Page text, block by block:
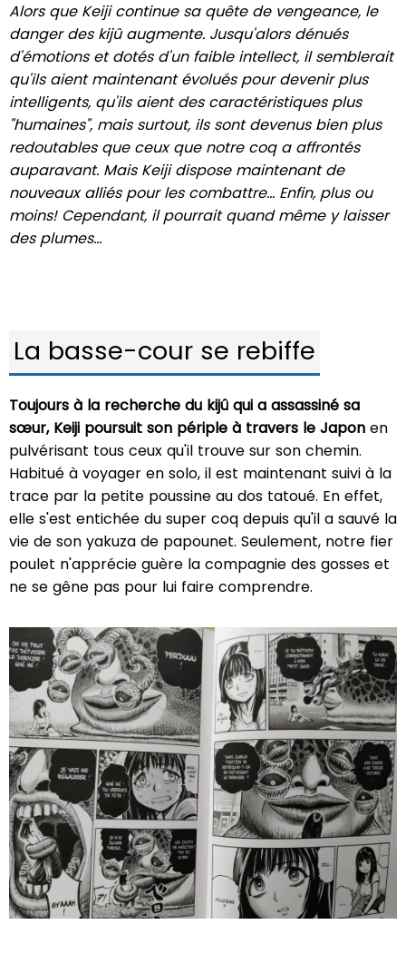
Alors que Keiji continue sa quête de vengeance, le
danger des kijû augmente. Jusqu'alors dénués
d'émotions et dotés d'un faible intellect, il semblerait
qu'ils aient maintenant évolués pour devenir plus
intelligents, qu'ils aient des caractéristiques plus
"humaines", mais surtout, ils sont devenus bien plus
redoutables que ceux que notre coq a affrontés
auparavant. Mais Keiji dispose maintenant de
nouveaux alliés pour les combattre… Enfin, plus ou
moins! Cependant, il pourrait quand même y laisser
des plumes…
La basse-cour se rebiffe
Toujours à la recherche du kijû qui a assassiné sa
sœur, Keiji poursuit son périple à travers le Japon en
pulvérisant tous ceux qu'il trouve sur son chemin.
Habitué à voyager en solo, il est maintenant suivi à la
trace par la petite poussine au dos tatoué. En effet,
elle s'est entichée du super coq depuis qu'il a sauvé la
vie de son yakuza de papounet. Seulement, notre fier
poulet n'apprécie guère la compagnie des gosses et
ne se gêne pas pour lui faire comprendre.